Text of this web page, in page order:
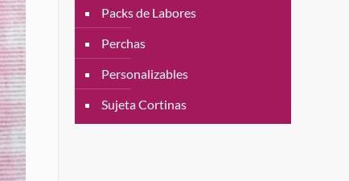
Packs de Labores
Perchas
Personalizables
Sujeta Cortinas